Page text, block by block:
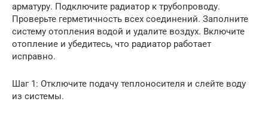
арматуру. Подключите радиатор к трубопроводу.
Проверьте герметичность всех соединений. Заполните
систему отопления водой и удалите воздух. Включите
отопление и убедитесь, что радиатор работает
исправно.
Шаг 1: Отключите подачу теплоносителя и слейте воду
из системы.